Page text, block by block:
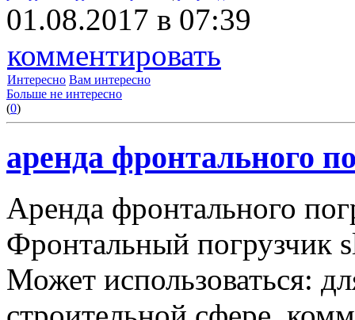
01.08.2017 в 07:39
комментировать
Интересно Вам интересно
Больше не интересно
(0)
аренда фронтального
Аренда фронтального
Фронтальный погрузчик
Может использоваться: